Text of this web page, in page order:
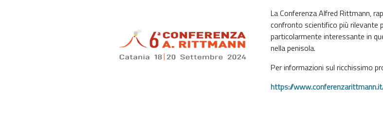
La Conferenza Alfred Rittmann,
confronto scientifico più rilevante
particolarmente interessante in
nella penisola.
Per informazioni sul ricchissimo
https://